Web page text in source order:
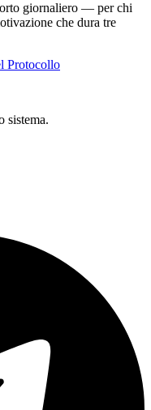
giornaliero — per chi
che dura tre
Protocollo
sistema.